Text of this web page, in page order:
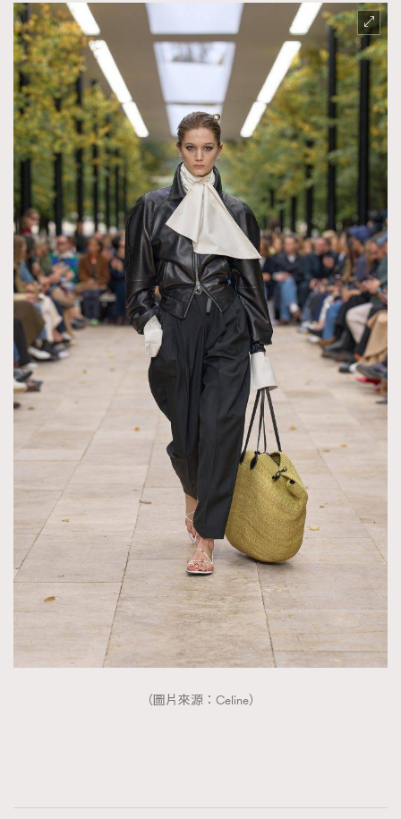
（圖片來源：Celine）